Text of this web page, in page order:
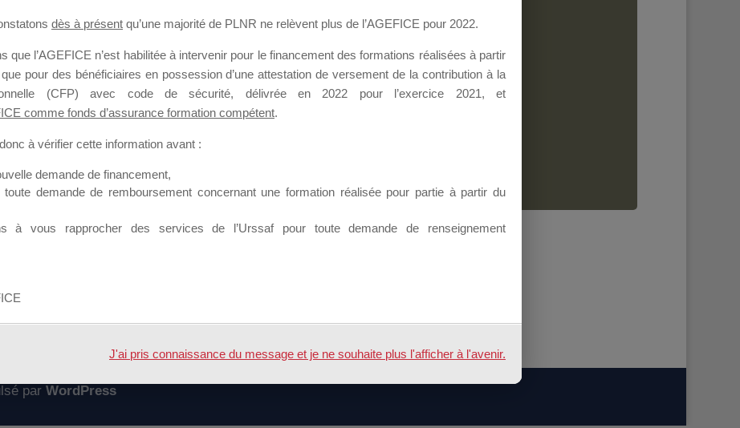
Formation qui souhaitent répondre à l’Appel à Propositions Mallette du Dirigeant.
sur lequel il est possible de laisser un message ou poser une question.
pouvoir rejoindre ce groupe
d'attendre accord de prise en chrage
par WordPress
dès à présent qu’une majorité de PLNR ne relèvent plus de l’AGEFICE pour 2022.
que l’AGEFICE n’est habilitée à intervenir pour le financement des formations réalisées à partir
pour des bénéficiaires en possession d’une attestation de versement de la contribution à la
(CFP) avec code de sécurité, délivrée en 2022 pour l’exercice 2021, et
comme fonds d’assurance formation compétent.
à vérifier cette information avant :
demande de financement,
demande de remboursement concernant une formation réalisée pour partie à partir du
à vous rapprocher des services de l’Urssaf pour toute demande de renseignement
J'ai pris connaissance du message et je ne souhaite plus l'afficher à l'avenir.